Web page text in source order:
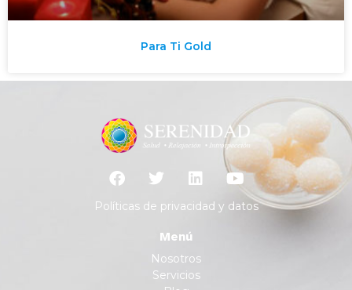
Para Ti Gold
Políticas de privacidad y datos
Menú
Nosotros
Servicios